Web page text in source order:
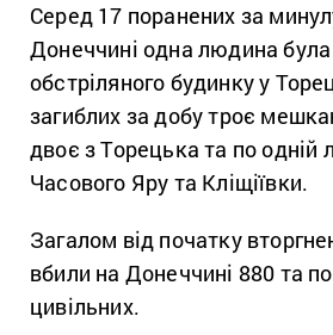
Серед 17 поранених за
Донеччині одна людина
обстріляного будинку у
загиблих за добу троє
двоє з Торецька та по одній
Часового Яру та Кліщіївки.
Загалом від початку
вбили на Донеччині 880 та
цивільних.